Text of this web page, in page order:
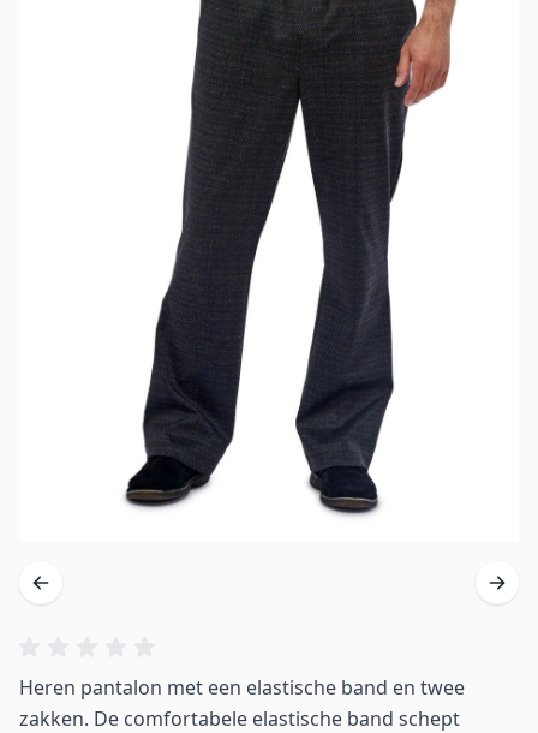
Heren pantalon met een elastische band en twee
zakken. De comfortabele elastische band schept